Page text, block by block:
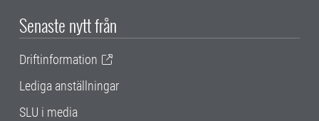
Senaste nytt från
Driftinformation
Lediga anställningar
SLU i media